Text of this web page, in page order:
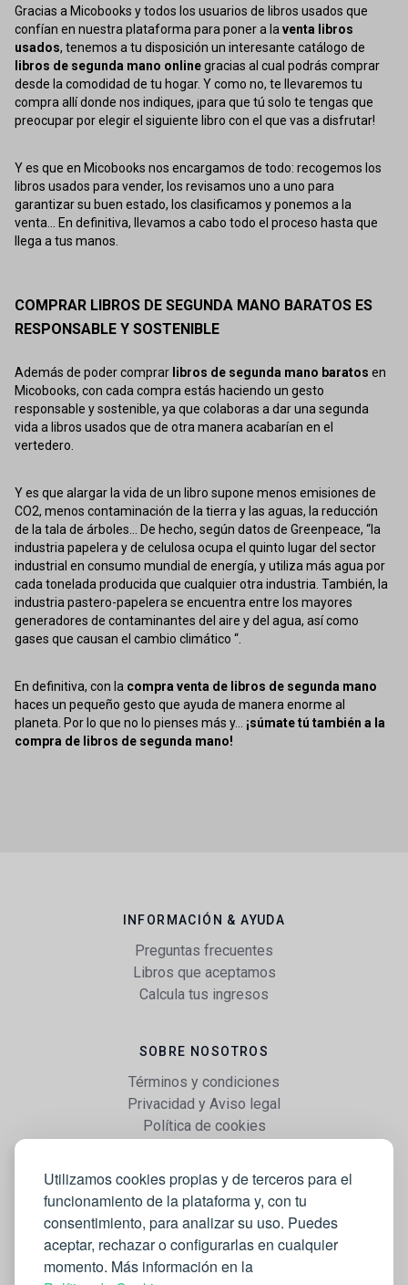
Utilizamos cookies propias y de terceros para el
funcionamiento de la plataforma y, con tu
consentimiento, para analizar su uso. Puedes
aceptar, rechazar o configurarlas en cualquier
momento. Más información en la
Gracias a Micobooks y todos los usuarios de libros usados que
confían en nuestra plataforma para poner a laventa libros
usados, tenemos a tu disposición un interesante catálogo de
libros de segunda mano onlinegracias al cual podrás comprar
desde la comodidad de tu hogar. Y como no, te llevaremos tu
compra allí donde nos indiques, ¡para que tú solo te tengas que
preocupar por elegir el siguiente libro con el que vas a disfrutar!
Y es que en Micobooks nos encargamos de todo: recogemos los
libros usados para vender, los revisamos uno a uno para
garantizar su buen estado, los clasificamos y ponemos a la
venta... En definitiva, llevamos a cabo todo el proceso hasta que
llega a tus manos.
COMPRAR LIBROS DE SEGUNDA MANO BARATOS ES
RESPONSABLE Y SOSTENIBLE
Además de poder comprar libros de segunda mano baratos en
Micobooks, con cada compra estás haciendo un gesto
responsable y sostenible, ya que colaboras a dar una segunda
vida a libros usados que de otra manera acabarían en el
vertedero.
Y es que alargar la vida de un libro supone menos emisiones de
CO2, menos contaminación de la tierra y las aguas, la reducción
de la tala de árboles... De hecho, según datos de Greenpeace, “la
industria papelera y de celulosa ocupa el quinto lugar del sector
industrial en consumo mundial de energía, y utiliza más agua por
cada tonelada producida que cualquier otra industria. También, la
industria pastero-papelera se encuentra entre los mayores
generadores de contaminantes del aire y del agua, así como
gases que causan el cambio climático “.
En definitiva, con la compra venta de libros de segunda mano
haces un pequeño gesto que ayuda de manera enorme al
planeta. Por lo que no lo pienses más y... ¡súmate tú también a la
compra de libros de segunda mano!
INFORMACIÓN & AYUDA
Preguntas frecuentes
Libros que aceptamos
Calcula tus ingresos
SOBRE NOSOTROS
Términos y condiciones
Privacidad y Aviso legal
Política de cookies
WEB
Vender libros
Mi cuenta
Comprar libros